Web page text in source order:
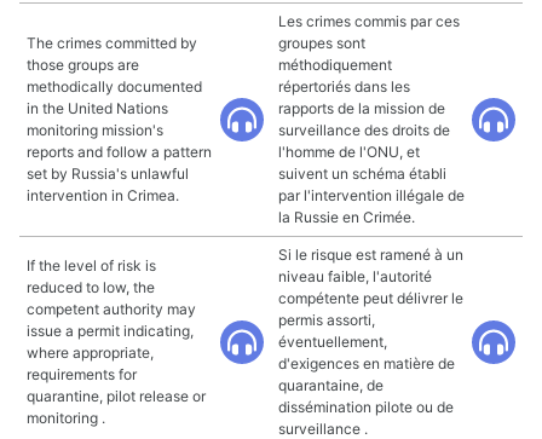
The crimes committed by
those groups are
methodically documented
in the United Nations
monitoring mission's
reports and follow a pattern
set by Russia's unlawful
intervention in Crimea.
Les crimes commis par ces
groupes sont
méthodiquement
répertoriés dans les
rapports de la mission de
surveillance des droits de
l'homme de l'ONU, et
suivent un schéma établi
par l'intervention illégale de
la Russie en Crimée.
If the level of risk is
reduced to low, the
competent authority may
issue a permit indicating,
where appropriate,
requirements for
quarantine, pilot release or
monitoring .
Si le risque est ramené à un
niveau faible, l'autorité
compétente peut délivrer le
permis assorti,
éventuellement,
d'exigences en matière de
quarantaine, de
dissémination pilote ou de
surveillance .